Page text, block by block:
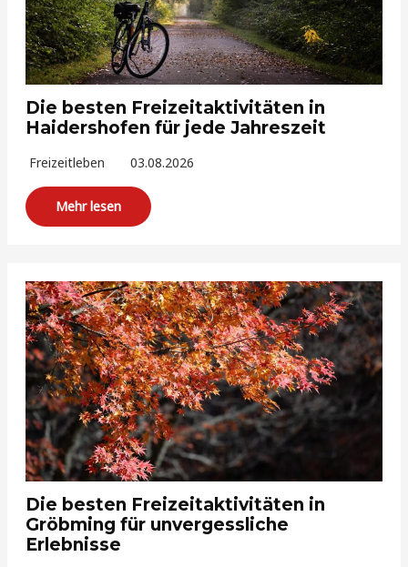
Die besten Freizeitaktivitäten in
Haidershofen für jede Jahreszeit
Freizeitleben 03.08.2026
Mehr lesen
Die besten Freizeitaktivitäten in
Gröbming für unvergessliche
Erlebnisse